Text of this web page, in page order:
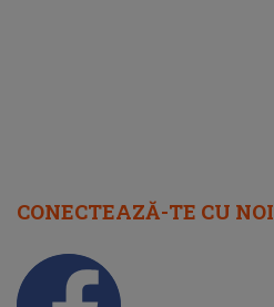
CONECTEAZĂ-TE CU NOI